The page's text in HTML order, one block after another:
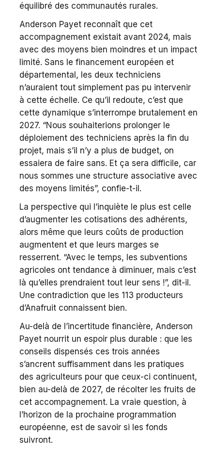
équilibré des communautés rurales.
Anderson Payet reconnaît que cet
accompagnement existait avant 2024, mais
avec des moyens bien moindres et un impact
limité. Sans le financement européen et
départemental, les deux techniciens
n’auraient tout simplement pas pu intervenir
à cette échelle. Ce qu’il redoute, c’est que
cette dynamique s’interrompe brutalement en
2027. “Nous souhaiterions prolonger le
déploiement des techniciens après la fin du
projet, mais s’il n’y a plus de budget, on
essaiera de faire sans. Et ça sera difficile, car
nous sommes une structure associative avec
des moyens limités”, confie-t-il.
La perspective qui l’inquiète le plus est celle
d’augmenter les cotisations des adhérents,
alors même que leurs coûts de production
augmentent et que leurs marges se
resserrent. “Avec le temps, les subventions
agricoles ont tendance à diminuer, mais c’est
là qu’elles prendraient tout leur sens !”, dit-il.
Une contradiction que les 113 producteurs
d’Anafruit connaissent bien.
Au-delà de l’incertitude financière, Anderson
Payet nourrit un espoir plus durable : que les
conseils dispensés ces trois années
s’ancrent suffisamment dans les pratiques
des agriculteurs pour que ceux-ci continuent,
bien au-delà de 2027, de récolter les fruits de
cet accompagnement. La vraie question, à
l’horizon de la prochaine programmation
européenne, est de savoir si les fonds
suivront.